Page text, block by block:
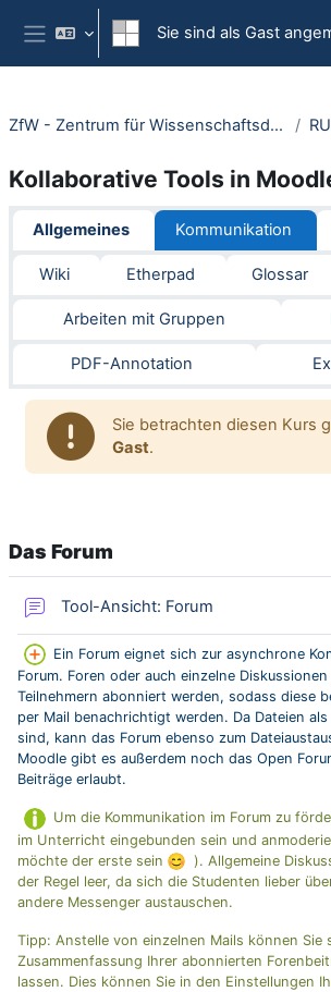
Zum Hauptinhalt
Website-Übersicht
Sie sind als Gast
ZfW - Zentrum für Wissenschaftsdidaktik
Kollaborative Tools in
Abschnittsübersicht
Allgemeines Kommunikation
Wiki Etherpad Glossar
Arbeiten mit Gruppen
PDF-Annotation
Sie betrachten diesen Kurs
Gast.
Das Forum
Tool-Ansicht: Forum
Ein Forum eignet sich zur asynchrone
Forum. Foren oder auch einzelne
Teilnehmern abonniert werden, sodass diese
per Mail benachrichtigt werden. Da Dateien
sind, kann das Forum ebenso zum
Moodle gibt es außerdem noch das Open
Beiträge erlaubt.
Um die Kommunikation im Forum zu
im Unterricht eingebunden sein und
möchte der erste sein
). Allgemeine
der Regel leer, da sich die Studenten lieber
andere Messenger austauschen.
Tipp: Anstelle von einzelnen Mails können Sie
Zusammenfassung Ihrer abonnierten
lassen. Dies können Sie in den Einstellungen